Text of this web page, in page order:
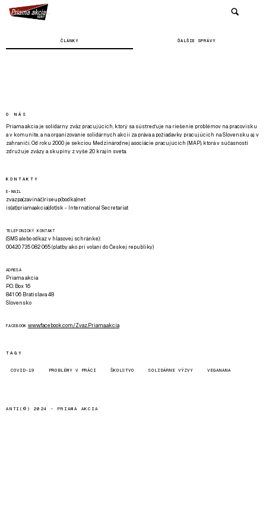
ČLÁNKY ĎALŠIE SPRÁVY
O NÁS
Priama akcia je solidárny zväz pracujúcich, ktorý sa sústreďuje na riešenie problémov na pracovisku
a v komunite, a na organizovanie solidárnych akcií za práva a požiadavky pracujúcich na Slovensku aj v
zahraničí. Od roku 2000 je sekciou Medzinárodnej asociácie pracujúcich (MAP), ktorá v súčasnosti
združuje zväzy a skupiny z vyše 20 krajín sveta.
KONTAKTY
E-MAIL
zvazpa(zavináč)riseup(bodka)net
is(at)priamaakcia(dot)sk - International Secretariat
TELEFONICKÝ KONTAKT
(SMS alebo odkaz v hlasovej schránke):
00420 735 082 065 (platby ako pri volaní do Českej republiky)
ADRESA
Priama akcia
P.O. Box 16
841 06 Bratislava 48
Slovensko
FACEBOOK www.facebook.com/Zvaz.Priama.akcia
TAGY
COVID-19 PROBLÉMY V PRÁCI ŠKOLSTVO SOLIDÁRNE VÝZVY VEGANANA
ANTI(©) 2024 - PRIAMA AKCIA